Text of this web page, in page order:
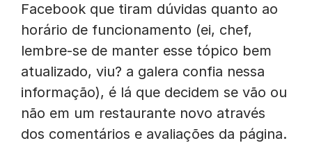
Facebook que tiram dúvidas quanto ao
horário de funcionamento (ei, chef,
lembre-se de manter esse tópico bem
atualizado, viu? a galera confia nessa
informação), é lá que decidem se vão ou
não em um restaurante novo através
dos comentários e avaliações da página.